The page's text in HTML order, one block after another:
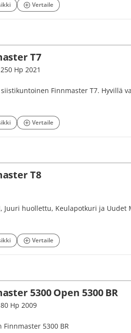
Vertaile
T7
Hp 2021
Finnmaster T7. Hyvillä
Vertaile
T8
Juuri huollettu, Keulapotkuri ja Uudet
Vertaile
5300 Open 5300 BR
Hp 2009
Finnmaster 5300 BR